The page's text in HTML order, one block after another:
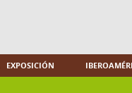
EXPOSICIÓN